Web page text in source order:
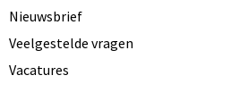
Nieuwsbrief
Veelgestelde vragen
Vacatures